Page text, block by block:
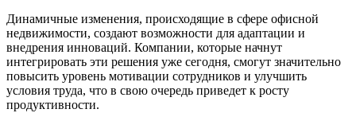
Динамичные изменения, происходящие в сфере офисной
недвижимости, создают возможности для адаптации и
внедрения инноваций. Компании, которые начнут
интегрировать эти решения уже сегодня, смогут значительно
повысить уровень мотивации сотрудников и улучшить
условия труда, что в свою очередь приведет к росту
продуктивности.